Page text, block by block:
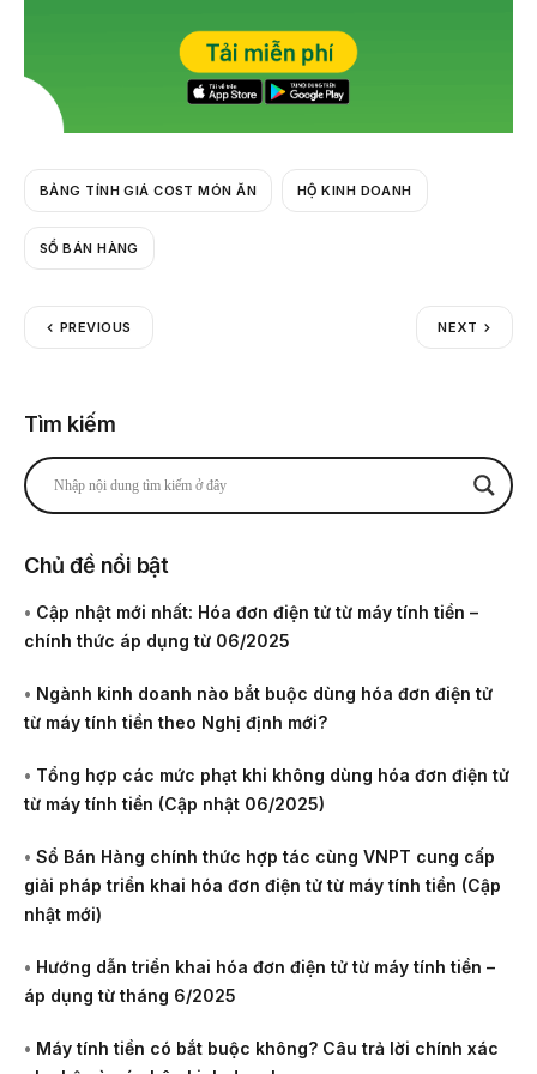
BẢNG TÍNH GIÁ COST MÓN ĂN HỘ KINH DOANH
SỔ BÁN HÀNG
PREVIOUS NEXT
Tìm kiếm
Chủ đề nổi bật
• Cập nhật mới nhất: Hóa đơn điện tử từ máy tính tiền –
chính thức áp dụng từ 06/2025
• Ngành kinh doanh nào bắt buộc dùng hóa đơn điện tử
từ máy tính tiền theo Nghị định mới?
• Tổng hợp các mức phạt khi không dùng hóa đơn điện tử
từ máy tính tiền (Cập nhật 06/2025)
• Sổ Bán Hàng chính thức hợp tác cùng VNPT cung cấp
giải pháp triển khai hóa đơn điện tử từ máy tính tiền (Cập
nhật mới)
• Hướng dẫn triển khai hóa đơn điện tử từ máy tính tiền –
áp dụng từ tháng 6/2025
• Máy tính tiền có bắt buộc không? Câu trả lời chính xác